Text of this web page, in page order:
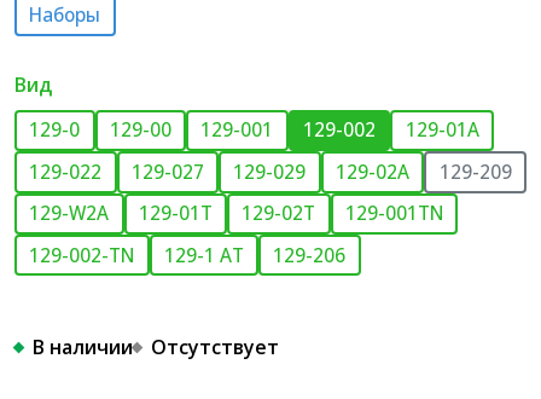
Наборы
Вид
129-0 129-00 129-001 129-002
129-01А
129-022
129-027 129-029 129-02А
129-209
129-W2A
129-01T 129-02T
129-001TN
129-002-TN
129-1 АТ 129-206
В наличии Отсутствует